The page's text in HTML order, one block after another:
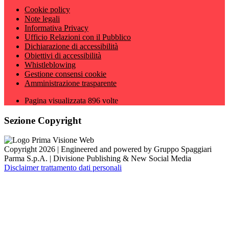
Cookie policy
Note legali
Informativa Privacy
Ufficio Relazioni con il Pubblico
Dichiarazione di accessibilità
Obiettivi di accessibilità
Whistleblowing
Gestione consensi cookie
Amministrazione trasparente
Pagina visualizzata 896 volte
Sezione Copyright
Copyright 2026 | Engineered and powered by Gruppo Spaggiari
Parma S.p.A. | Divisione Publishing & New Social Media
Disclaimer trattamento dati personali